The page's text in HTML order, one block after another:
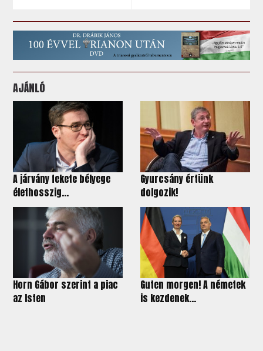
AJÁNLÓ
A járvány fekete bélyege
élethosszig...
Gyurcsány értünk
dolgozik!
Horn Gábor szerint a piac
az Isten
Guten morgen! A németek
is kezdenek...